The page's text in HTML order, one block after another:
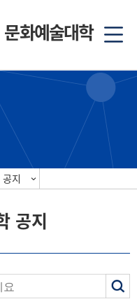
문화예술대학
지
공지